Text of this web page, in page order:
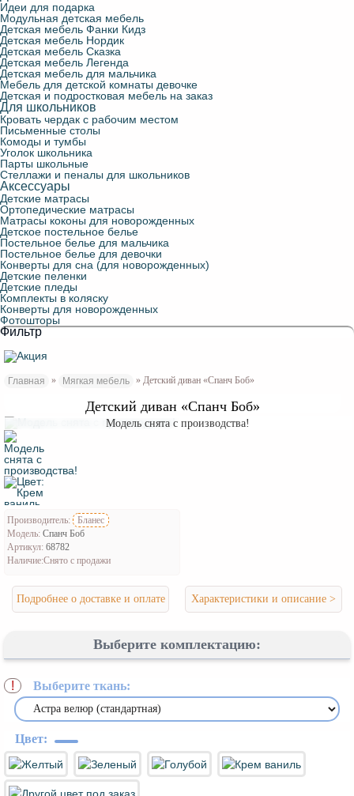
Идеи для подарка
Модульная детская мебель
Детская мебель Фанки Кидз
Детская мебель Нордик
Детская мебель Сказка
Детская мебель Легенда
Детская мебель для мальчика
Мебель для детской комнаты девочке
Детская и подростковая мебель на заказ
Для школьников
Кровать чердак с рабочим местом
Письменные столы
Комоды и тумбы
Уголок школьника
Парты школьные
Стеллажи и пеналы для школьников
Аксессуары
Детские матрасы
Ортопедические матрасы
Матрасы коконы для новорожденных
Детское постельное белье
Постельное белье для мальчика
Постельное белье для девочки
Конверты для сна (для новорожденных)
Детские пеленки
Детские пледы
Комплекты в коляску
Конверты для новорожденных
Фотошторы
Фильтр
Главная » Мягкая мебель » Детский диван «Спанч Боб»
Детский диван «Спанч Боб»
Модель снята с производства!
Производитель:
Бланес
Модель: Спанч Боб
Артикул: 68782
Наличие:Снято с продажи
Подробнее о доставке и оплате Характеристики и описание >
Выберите комплектацию:
Выберите ткань:
Цвет: